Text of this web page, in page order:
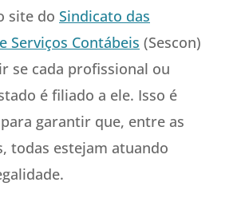
site do Sindicato das
Serviços Contábeis (Sescon)
se cada profissional ou
é filiado a ele. Isso é
garantir que, entre as
todas estejam atuando